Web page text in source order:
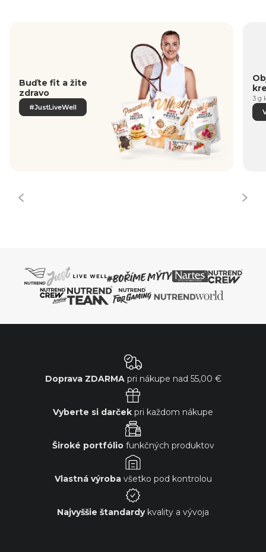
Buďte fit a žite
zdravo
#JustLiveWell
3 g
Doprava ZDARMApri nákupe nad 55,00 €
Vyberte si darček pri každom nákupe
Široké portfóliofunkčných produktov
Vlastná výrobavšetko pod kontrolou
Najvyššie štandardykvality a vývoja